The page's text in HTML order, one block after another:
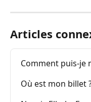
Articles
Comment puis-je
Où est mon billet